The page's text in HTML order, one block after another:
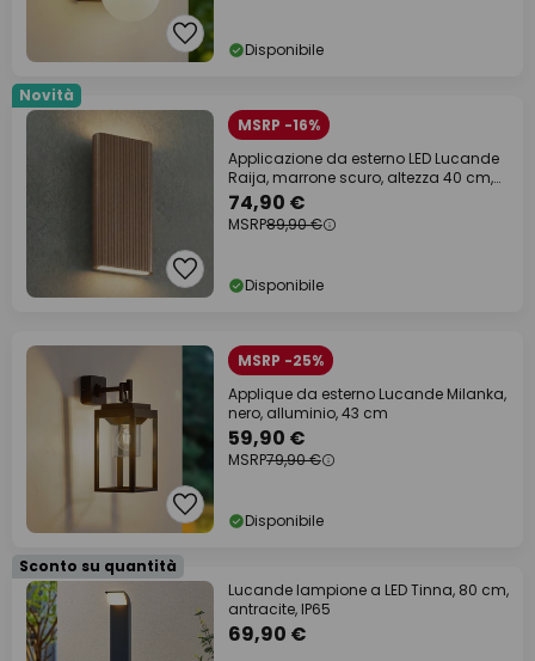
Disponibile
Novità
MSRP -16%
Applicazione da esterno LED Lucande
Raija, marrone scuro, altezza 40 cm,
CCT
74,90 €
MSRP89,90 €
Disponibile
MSRP -25%
Applique da esterno Lucande Milanka,
nero, alluminio, 43 cm
59,90 €
MSRP79,90 €
Disponibile
Sconto su quantità
Lucande lampione a LED Tinna, 80 cm,
antracite, IP65
69,90 €